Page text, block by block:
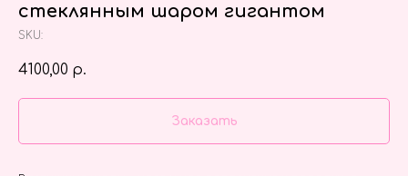
стеклянным шаром гигантом
SKU:
4100,00 р.
Заказать